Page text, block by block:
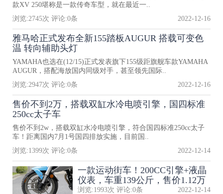
款XV 250堪称是一款传奇车型，就在最近一..
浏览:2745次 评论:0条 2022-12-16
雅马哈正式发布全新155踏板AUGUR 搭载可变色
温 转向辅助头灯
YAMAHA也选在(12/15)正式发表旗下155级距旗舰车款YAMAHA
AUGUR，搭配海放国内同级对手，甚至领先国际..
浏览:2947次 评论:0条 2022-12-16
售价不到2万，搭载双缸水冷电喷引擎，国四标准
250cc太子车
售价不到2w，搭载双缸水冷电喷引擎，符合国四标准250cc太子
车！距离国内7月1号国四排放实施，目前国..
浏览:1399次 评论:0条 2022-12-14
一款运动街车！200CC引擎+液晶
仪表，车重139公斤，售价1.12万
浏览:1993次 评论:0条 2022-12-14